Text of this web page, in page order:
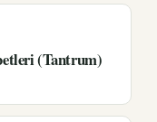
(Tantrum)